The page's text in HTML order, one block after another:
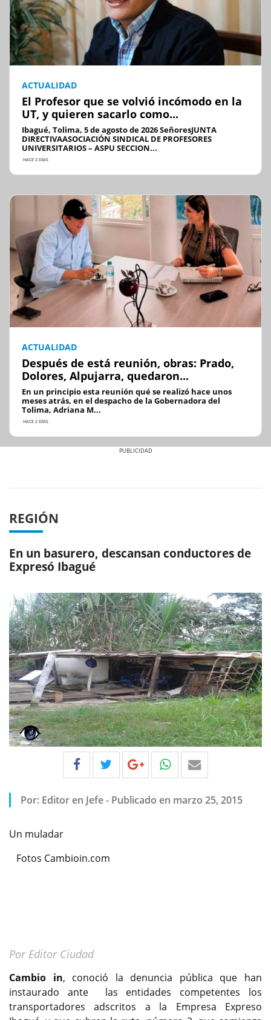
ACTUALIDAD
El Profesor que se volvió incómodo en la
UT, y quieren sacarlo como...
Ibagué, Tolima, 5 de agosto de 2026 SeñoresJUNTA
DIRECTIVAASOCIACIÓN SINDICAL DE PROFESORES
UNIVERSITARIOS – ASPU SECCION...
HACE 2 DÍAS
ACTUALIDAD
Después de está reunión, obras: Prado,
Dolores, Alpujarra, quedaron...
En un principio esta reunión qué se realizó hace unos
meses atrás, en el despacho de la Gobernadora del
Tolima, Adriana M...
HACE 2 DÍAS
REGIÓN
En un basurero, descansan conductores de
Expresó Ibagué
Por: Editor en Jefe- Publicado en marzo 25, 2015
Un muladar
Fotos Cambioin.com
Por Editor Ciudad
Cambio in, conoció la denuncia pública que han
instaurado ante las entidades competentes los
transportadores adscritos a la Empresa Expreso